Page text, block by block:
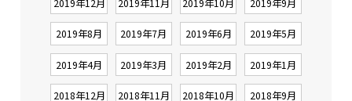
2019年8月 2019年7月 2019年6月 2019年5月
2019年4月 2019年3月 2019年2月 2019年1月
2018年12月 2018年11月 2018年10月 2018年9月